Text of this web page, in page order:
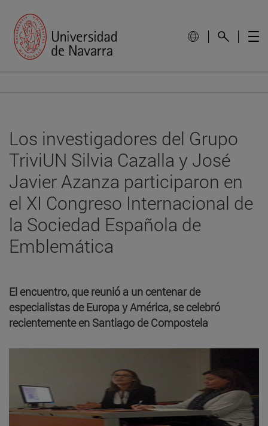
Los investigadores del Grupo
TriviUN Silvia Cazalla y José
Javier Azanza participaron en
el XI Congreso Internacional de
la Sociedad Española de
Emblemática
El encuentro, que reunió a un centenar de
especialistas de Europa y América, se celebró
recientemente en Santiago de Compostela